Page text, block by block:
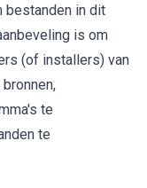
bestanden in dit
is om
(of installers) van
te
te